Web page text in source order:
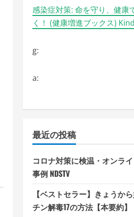
感染症対策: 命を守り、健康
く！ (健康増進ブックス)
g:
a:
最近の投稿
コロナ対策に検温・オンラ
事例 NDSTV
【ベストセラー】きょうか
チン解毒17の方法【本要約】